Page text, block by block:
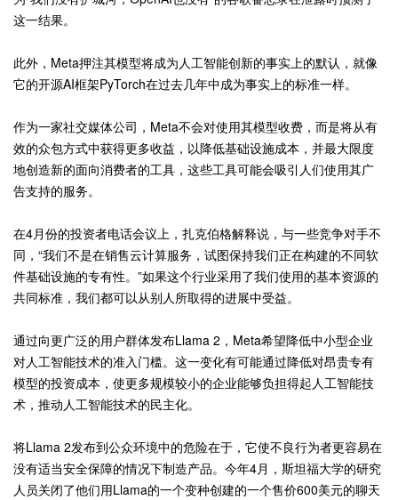
这一结果。
此外，Meta押注其模型将成为人工智能创新的事实上的默认，就像
它的开源AI框架PyTorch在过去几年中成为事实上的标准一样。
作为一家社交媒体公司，Meta不会对使用其模型收费，而是将从有
效的众包方式中获得更多收益，以降低基础设施成本，并最大限度
地创造新的面向消费者的工具，这些工具可能会吸引人们使用其广
告支持的服务。
在4月份的投资者电话会议上，扎克伯格解释说，与一些竞争对手不
同，“我们不是在销售云计算服务，试图保持我们正在构建的不同软
件基础设施的专有性。”如果这个行业采用了我们使用的基本资源的
共同标准，我们都可以从别人所取得的进展中受益。
通过向更广泛的用户群体发布Llama 2，Meta希望降低中小型企业
对人工智能技术的准入门槛。这一变化有可能通过降低对昂贵专有
模型的投资成本，使更多规模较小的企业能够负担得起人工智能技
术，推动人工智能技术的民主化。
将Llama 2发布到公众环境中的危险在于，它使不良行为者更容易在
没有适当安全保障的情况下制造产品。今年4月，斯坦福大学的研究
人员关闭了他们用Llama的一个变种创建的一个售价600美元的聊天